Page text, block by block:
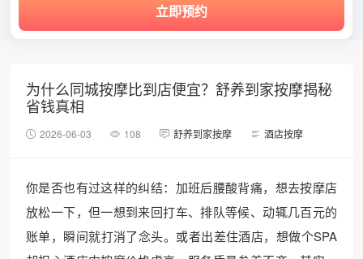
立即预约
为什么同城按摩比到店便宜？舒养到家按摩揭秘
省钱真相
2026-06-03 108 舒养到家按摩 酒店按摩
你是否也有过这样的纠结：加班后腰酸背痛，想去按摩店
放松一下，但一想到来回打车、排队等候、动辄几百元的
账单，瞬间就打消了念头。或者出差住酒店，想做个SPA